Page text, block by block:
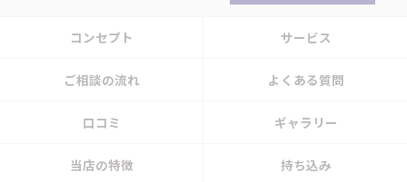
コンセプト サービス
ご相談の流れ よくある質問
口コミ ギャラリー
当店の特徴 持ち込み